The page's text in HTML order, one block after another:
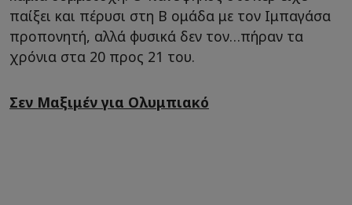
παίξει και πέρυσι στη Β ομάδα με τον Ιμπαγάσα
προπονητή, αλλά φυσικά δεν τον…πήραν τα
χρόνια στα 20 προς 21 του.
Σεν Μαξιμέν για Ολυμπιακό